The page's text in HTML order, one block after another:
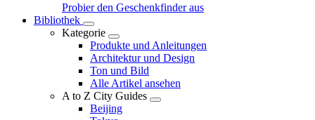
Probier den Geschenkfinder aus
Bibliothek
Kategorie
Produkte und Anleitungen
Architektur und Design
Ton und Bild
Alle Artikel ansehen
A to Z City Guides
Beijing